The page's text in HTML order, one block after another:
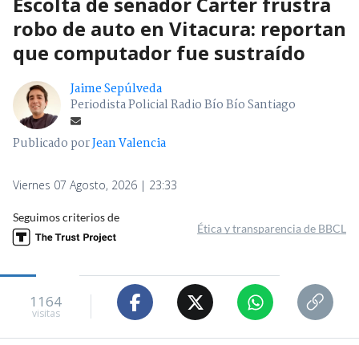
robo de auto en Vitacura: reportan
que computador fue sustraído
Jaime Sepúlveda
Periodista Policial Radio Bío Bío Santiago
Publicado porJean Valencia
Viernes 07 Agosto, 2026 | 23:33
Seguimos criterios de
Ética y transparencia de BBCL
1164
visitas